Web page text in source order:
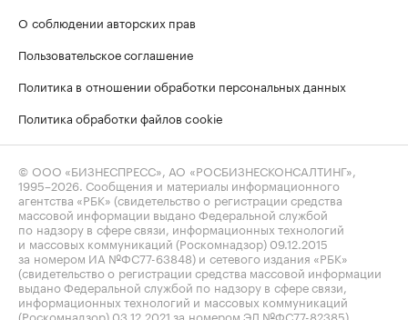
О соблюдении авторских прав
Пользовательское соглашение
Политика в отношении обработки персональных данных
Политика обработки файлов cookie
© ООО «БИЗНЕСПРЕСС», АО «РОСБИЗНЕСКОНСАЛТИНГ»,
1995–2026 . Сообщения и материалы информационного
агентства «РБК» (свидетельство о регистрации средства
массовой информации выдано Федеральной службой
по надзору в сфере связи, информационных технологий
и массовых коммуникаций (Роскомнадзор) 09.12.2015
за номером ИА №ФС77-63848) и сетевого издания «РБК»
(свидетельство о регистрации средства массовой информации
выдано Федеральной службой по надзору в сфере связи,
информационных технологий и массовых коммуникаций
(Роскомнадзор) 03.12.2021 за номером ЭЛ №ФС77-82385)